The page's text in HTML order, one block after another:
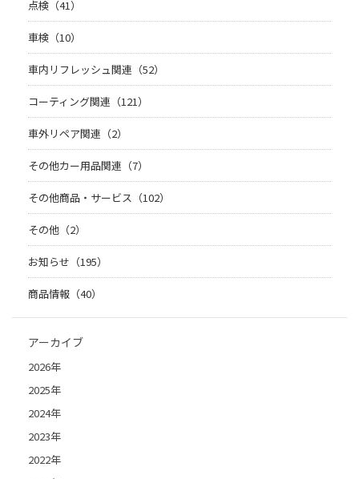
点検（41）
車検（10）
車内リフレッシュ関連（52）
コーティング関連（121）
車外リペア関連（2）
その他カー用品関連（7）
その他商品・サービス（102）
その他（2）
お知らせ（195）
商品情報（40）
アーカイブ
2026年
2025年
2024年
2023年
2022年